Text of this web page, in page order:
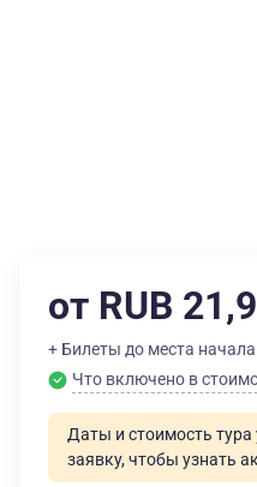
от RUB
+ Билеты до места начала
Что включено в
Даты и стоимость
заявку, чтобы узнать